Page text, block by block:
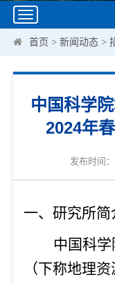
Toggle
navigation
首页 >新闻动态 >
中国科学
2024年
发布时间：
一、研究所简
中国科
（下称地理